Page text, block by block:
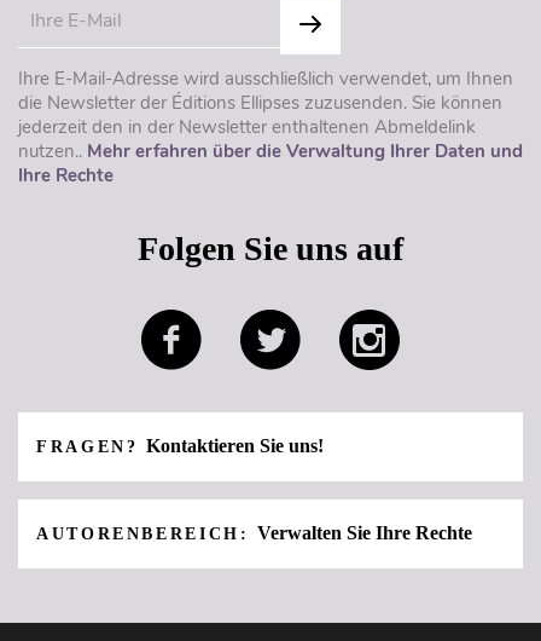
Ihre E-Mail-Adresse wird ausschließlich verwendet, um Ihnen
die Newsletter der Éditions Ellipses zuzusenden. Sie können
jederzeit den in der Newsletter enthaltenen Abmeldelink
nutzen.. Mehr erfahren über die Verwaltung Ihrer Daten und
Ihre Rechte
Folgen Sie uns auf
FRAGEN?Kontaktieren Sie uns!
AUTORENBEREICH: Verwalten Sie Ihre Rechte